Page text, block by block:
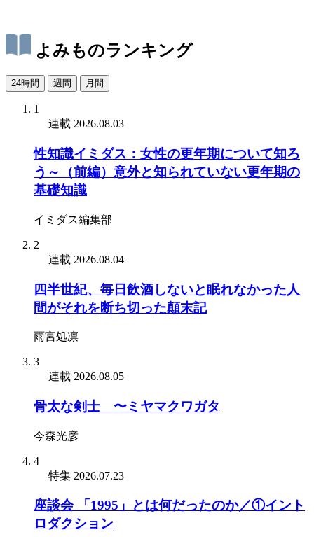
よみものランキング
24時間 週間 月間
1
連載 2026.08.03
性知識イミダス：女性の更年期について知ろ
う～（前編）意外と知られていない更年期の
基礎知識
イミダス編集部
2
連載 2026.08.04
四半世紀、毎日飲酒しないと眠れなかった人
間がそれを断ち切った顛末記
雨宮処凛
3
連載 2026.08.05
骨太な剣士 〜ミヤマクワガタ
今森光彦
4
特集 2026.07.23
座談会 「1995」とは何だったのか／①イント
ロダクション